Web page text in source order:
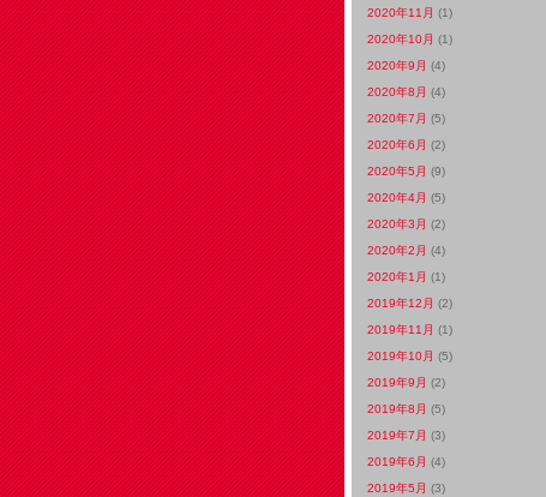
2020年11月 (1)
2020年10月 (1)
2020年9月 (4)
2020年8月 (4)
2020年7月 (5)
2020年6月 (2)
2020年5月 (9)
2020年4月 (5)
2020年3月 (2)
2020年2月 (4)
2020年1月 (1)
2019年12月 (2)
2019年11月 (1)
2019年10月 (5)
2019年9月 (2)
2019年8月 (5)
2019年7月 (3)
2019年6月 (4)
2019年5月 (3)